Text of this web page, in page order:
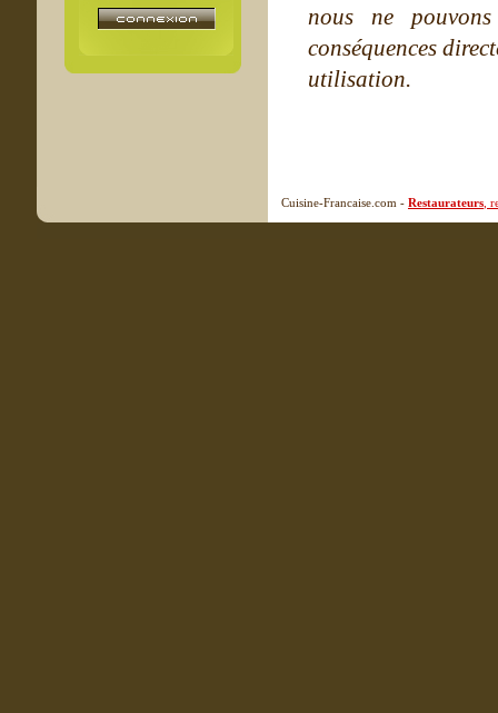
nous ne
conséquences
utilisation.
Cuisine-Francaise.com - Restaurateurs ,